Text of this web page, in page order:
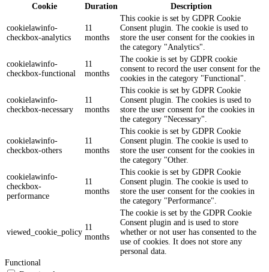
Cookie
Duration Description
cookielawinfo-
checkbox-analytics
11
months
This cookie is set by GDPR Cookie
Consent plugin. The cookie is used to
store the user consent for the cookies in
the category "Analytics".
cookielawinfo-
checkbox-functional
11
months
The cookie is set by GDPR cookie
consent to record the user consent for the
cookies in the category "Functional".
cookielawinfo-
checkbox-necessary
11
months
This cookie is set by GDPR Cookie
Consent plugin. The cookies is used to
store the user consent for the cookies in
the category "Necessary".
cookielawinfo-
checkbox-others
11
months
This cookie is set by GDPR Cookie
Consent plugin. The cookie is used to
store the user consent for the cookies in
the category "Other.
cookielawinfo-
checkbox-
performance
11
months
This cookie is set by GDPR Cookie
Consent plugin. The cookie is used to
store the user consent for the cookies in
the category "Performance".
viewed_cookie_policy
11
months
The cookie is set by the GDPR Cookie
Consent plugin and is used to store
whether or not user has consented to the
use of cookies. It does not store any
personal data.
Functional